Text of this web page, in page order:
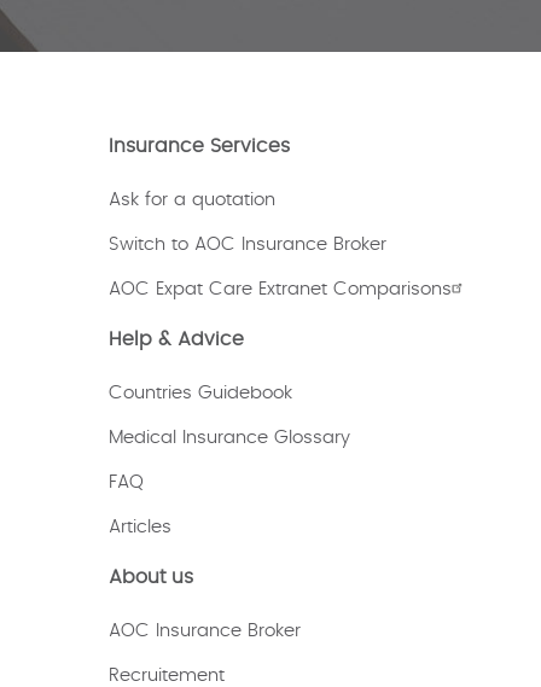
Insurance Services
Ask for a quotation
Switch to AOC Insurance Broker
AOC Expat Care Extranet Comparisons
Help & Advice
Countries Guidebook
Medical Insurance Glossary
FAQ
Articles
About us
AOC Insurance Broker
Recruitement